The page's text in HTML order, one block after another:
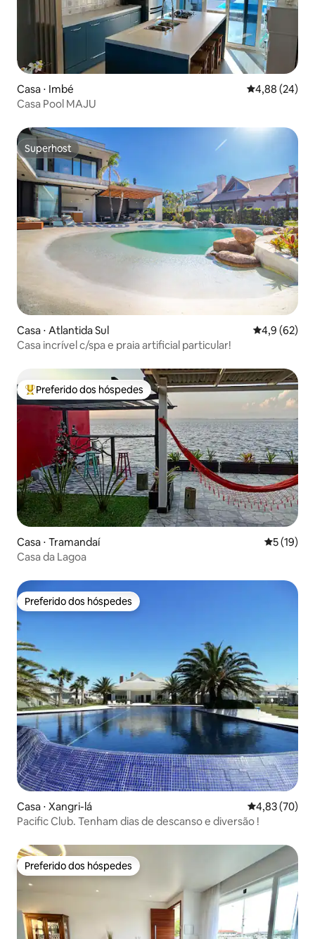
Casa ⋅ Imbé 4,88 de uma
4,88 (24)
Casa Pool MAJU
Superhost
Superhost
Casa ⋅ Atlantida Sul 4,9 de uma
4,9 (62)
Casa incrível c/spa e praia artificial particular!
Entre os melhores preferidos dos hóspedes
Preferido dos hóspedes
Casa ⋅ Tramandaí 5 de uma
5 (19)
Casa da Lagoa
Preferido dos hóspedes
Preferido dos hóspedes
Casa ⋅ Xangri-lá 4,83 de uma
4,83 (70)
Pacific Club. Tenham dias de descanso e diversão !
Preferido dos hóspedes
Preferido dos hóspedes